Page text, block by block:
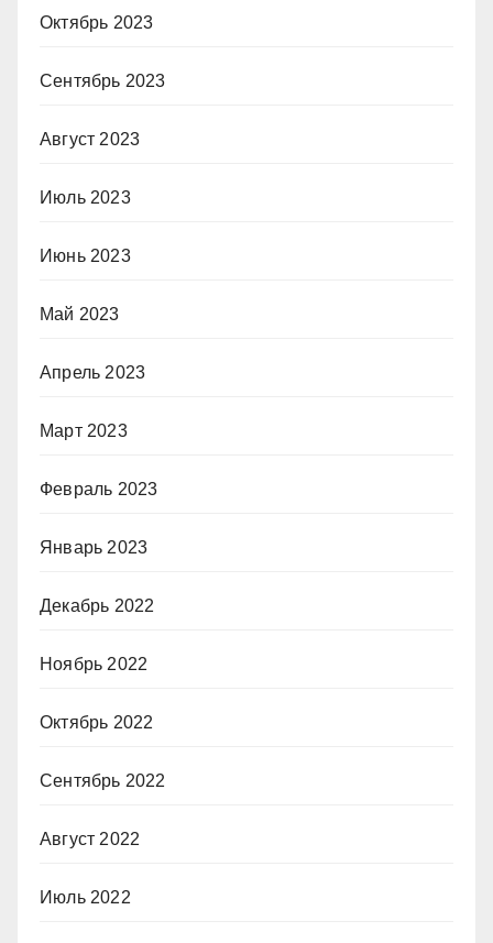
Октябрь 2023
Сентябрь 2023
Август 2023
Июль 2023
Июнь 2023
Май 2023
Апрель 2023
Март 2023
Февраль 2023
Январь 2023
Декабрь 2022
Ноябрь 2022
Октябрь 2022
Сентябрь 2022
Август 2022
Июль 2022